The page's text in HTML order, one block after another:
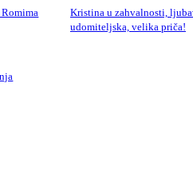
Kristina u zahvalnosti,
udomiteljska, velika priča!